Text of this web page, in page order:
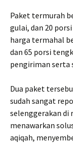
Paket termurah
gulai, dan 20
harga termahal
dan 65 porsi
pengiriman serta
Dua paket
sudah sangat
selenggerakan di
menawarkan
aqiqah,